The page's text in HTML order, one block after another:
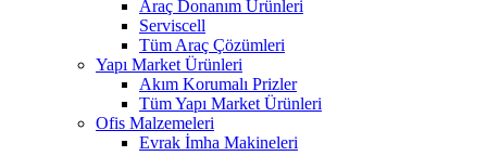
Araç Donanım Ürünleri
Serviscell
Tüm Araç Çözümleri
Yapı Market Ürünleri
Akım Korumalı Prizler
Tüm Yapı Market Ürünleri
Ofis Malzemeleri
Evrak İmha Makineleri